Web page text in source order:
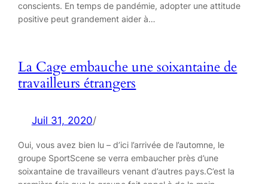
conscients. En temps de pandémie, adopter une attitude
positive peut grandement aider à…
La Cage embauche une soixantaine de
travailleurs étrangers
Juil 31, 2020/
Oui, vous avez bien lu – d’ici l’arrivée de l’automne, le
groupe SportScene se verra embaucher près d’une
soixantaine de travailleurs venant d’autres pays.C’est la